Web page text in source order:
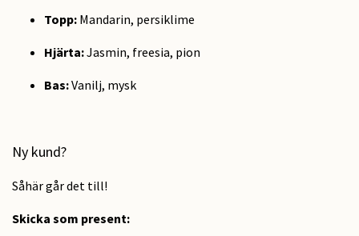
Topp: Mandarin, persiklime
Hjärta:Jasmin, freesia, pion
Bas:Vanilj, mysk
Ny kund?
Såhär går det till!
Skicka som present: